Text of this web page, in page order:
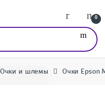
0
Очки и шлемы Очки Epson